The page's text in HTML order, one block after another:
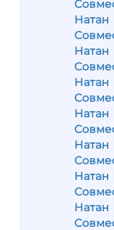
Натан
Натан
Натан
Натан
Натан
Натан
Натан